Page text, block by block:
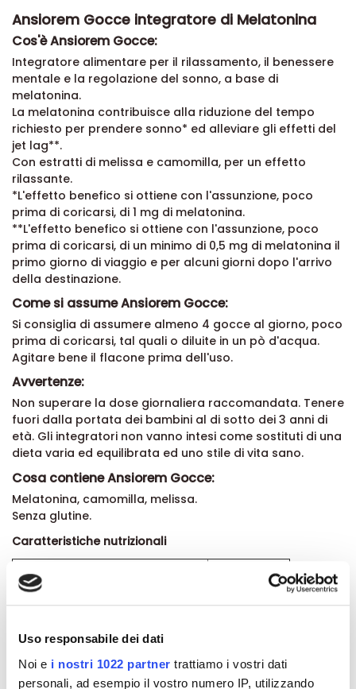
Uso responsabile dei dati
Noi e i nostri 1022 partner trattiamo i vostri dati
personali, ad esempio il vostro numero IP, utilizzando
Ansiorem Gocce integratore di Melatonina
Cos'è Ansiorem Gocce:
Integratore alimentare per il rilassamento, il benessere
mentale e la regolazione del sonno, a base di
melatonina.
La melatonina contribuisce alla riduzione del tempo
richiesto per prendere sonno* ed alleviare gli effetti del
jet lag**.
Con estratti di melissa e camomilla, per un effetto
rilassante.
*L'effetto benefico si ottiene con l'assunzione, poco
prima di coricarsi, di 1 mg di melatonina.
**L'effetto benefico si ottiene con l'assunzione, poco
prima di coricarsi, di un minimo di 0,5 mg di melatonina il
primo giorno di viaggio e per alcuni giorni dopo l'arrivo
della destinazione.
Come si assume Ansiorem Gocce:
Si consiglia di assumere almeno 4 gocce al giorno, poco
prima di coricarsi, tal quali o diluite in un pò d'acqua.
Agitare bene il flacone prima dell'uso.
Avvertenze:
Non superare la dose giornaliera raccomandata. Tenere
fuori dalla portata dei bambini al di sotto dei 3 anni di
età. Gli integratori non vanno intesi come sostituti di una
dieta varia ed equilibrata ed uno stile di vita sano.
Cosa contiene Ansiorem Gocce:
Melatonina, camomilla, melissa.
Senza glutine.
Caratteristiche nutrizionali
Camomilla e.s.
Melissa e.s.
2 mg
Melatonina
Formato:
Flacone da 20 ml.